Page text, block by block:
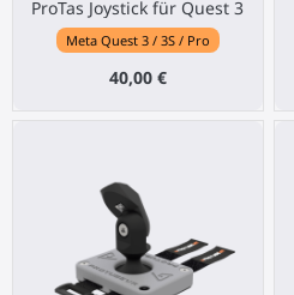
ProTas Joystick für Quest 3
Meta Quest 3 / 3S / Pro
40,00 €